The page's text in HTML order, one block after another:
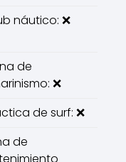
náutico: ❌
de
❌
de surf: ❌
de